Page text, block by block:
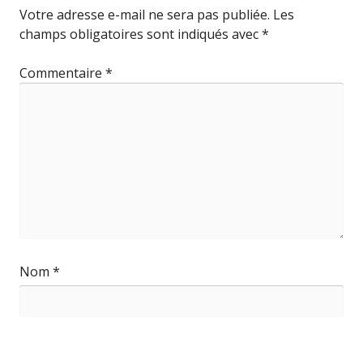
Votre adresse e-mail ne sera pas publiée. Les
champs obligatoires sont indiqués avec*
Commentaire *
Nom *